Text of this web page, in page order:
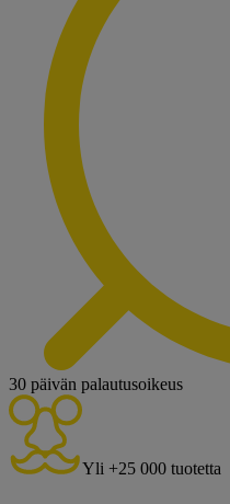
30 päivän palautusoikeus
Yli +25 000 tuotetta